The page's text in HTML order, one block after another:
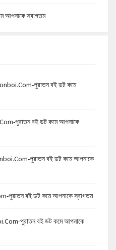
আপনাকে স্বাগতম
পুরাতন বই ডট কমে
পুরাতন বই ডট কমে আপনাকে
পুরাতন বই ডট কমে আপনাকে
পুরাতন বই ডট কমে আপনাকে স্বাগতম
পুরাতন বই ডট কমে আপনাকে